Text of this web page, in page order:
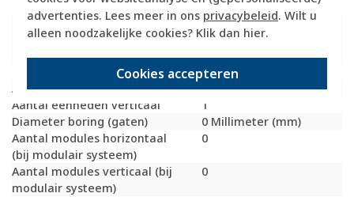
advertenties. Lees meer in ons privacybeleid. Wilt u
alleen noodzakelijke cookies? Klik dan hier.
Cookies accepteren
Bondige uitvoering
Nee
Geschikt voor
inbouwinstallatie (geen
stucwerk)
Ja
Inbouwmontage (stucwerk)
Ja
Aantal eenheden horizontaal
3
Aantal eenheden verticaal
1
Diameter boring (gaten)
0 Millimeter (mm)
Aantal modules horizontaal
(bij modulair systeem)
0
Aantal modules verticaal (bij
modulair systeem)
0